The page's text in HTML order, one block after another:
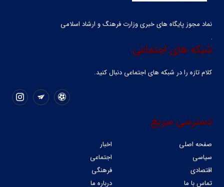
نماد مجوز پایگاه های خبری وزارت فرهنگ و ارشاد اسلامی
شبکه های اجتماعی
کلام تازه را در شبکه ‌های اجتماعی دنبال کنید.
دسترسی سریع
صفحه اصلی
اخبار
سیاسی
اجتماعی
اقتصادی
فرهنگی
تماس با ما
درباره ما